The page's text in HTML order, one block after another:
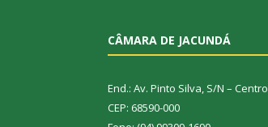
CÂMARA DE JACUNDÁ
End.: Av. Pinto Silva, S/N – Centro
CEP: 68590-000